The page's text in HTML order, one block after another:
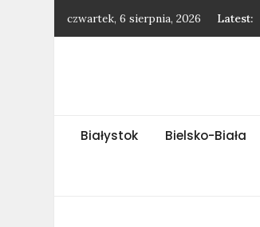
czwartek, 6 sierpnia, 2026 Latest:
Białystok Bielsko-Biała